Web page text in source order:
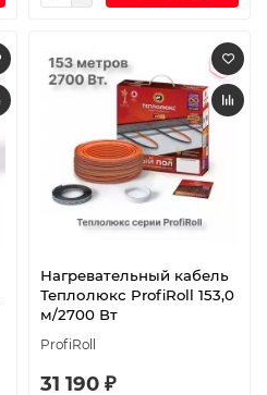
Нагревательный кабель
Теплолюкс ProfiRoll 153,0
м/2700 Вт
ProfiRoll
31 190 ₽